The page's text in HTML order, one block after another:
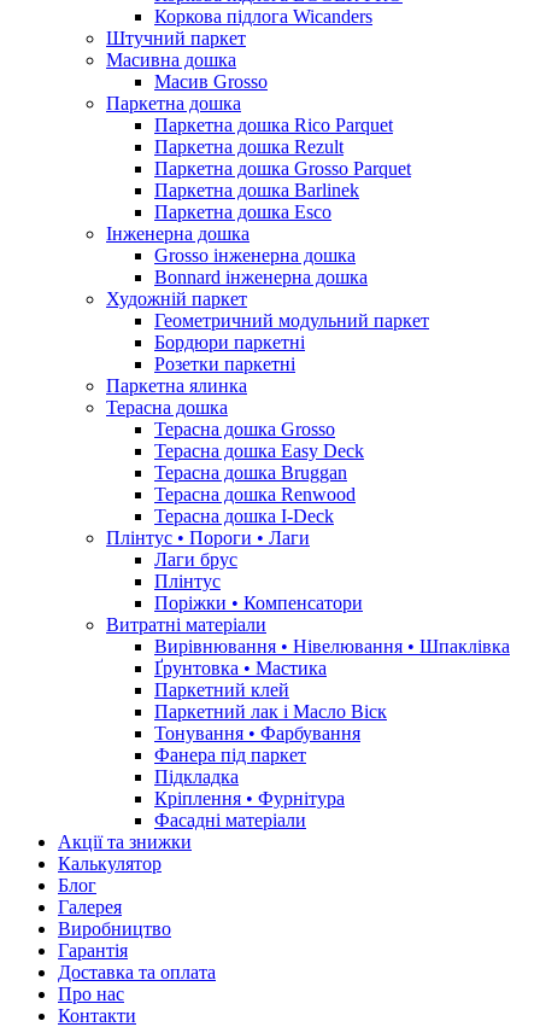
Коркова підлога Wicanders
Штучний паркет
Масивна дошка
Масив Grosso
Паркетна дошка
Паркетна дошка Rico Parquet
Паркетна дошка Rezult
Паркетна дошка Grosso Parquet
Паркетна дошка Barlinek
Паркетна дошка Esco
Інженерна дошка
Grosso інженерна дошка
Bonnard інженерна дошка
Художній паркет
Геометричний модульний паркет
Бордюри паркетні
Розетки паркетні
Паркетна ялинка
Терасна дошка
Терасна дошка Grosso
Терасна дошка Easy Deck
Терасна дошка Bruggan
Терасна дошка Renwood
Терасна дошка I-Deck
Плінтус • Пороги • Лаги
Лаги брус
Плінтус
Поріжки • Компенсатори
Витратні матеріали
Вирівнювання • Нівелювання • Шпаклівка
Ґрунтовкa • Мастика
Паркетний клей
Паркетний лак і Масло Віск
Тонування • Фарбування
Фанера під паркет
Підкладка
Кріплення • Фурнітура
Фасадні матеріали
Акції та знижки
Калькулятор
Блог
Галерея
Виробництво
Гарантія
Доставка та оплата
Про нас
Контакти